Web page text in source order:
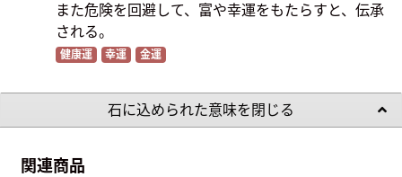
また危険を回避して、富や幸運をもたらすと、伝承
される。
健康運 幸運 金運
石に込められた意味を閉じる
関連商品